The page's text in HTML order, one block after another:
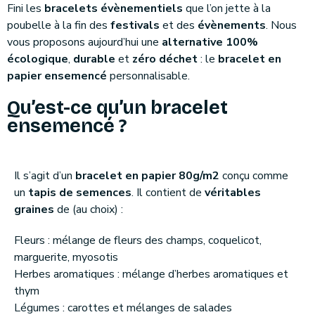
Fini les bracelets évènementiels que l’on jette à la
poubelle à la fin des festivals et des évènements. Nous
vous proposons aujourd’hui une alternative 100%
écologique, durable et zéro déchet: le bracelet en
papier ensemencé personnalisable.
Qu’est-ce qu’un bracelet
ensemencé ?
Il s’agit d’un bracelet en papier 80g/m2 conçu comme
un tapis de semences. Il contient de véritables
graines de (au choix) :
Fleurs : mélange de fleurs des champs, coquelicot,
marguerite, myosotis
Herbes aromatiques : mélange d’herbes aromatiques et
thym
Légumes : carottes et mélanges de salades